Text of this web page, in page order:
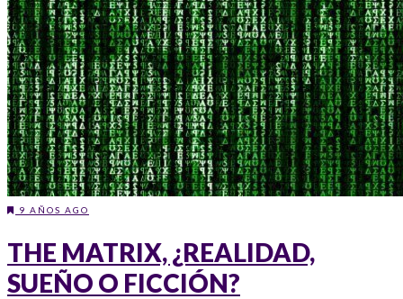
9 AÑOS AGO
THE MATRIX, ¿REALIDAD,
SUEÑO O FICCIÓN?